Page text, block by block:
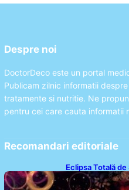
Despre noi
DoctorDeco este un portal
Publicam zilnic informatii
tratamente si nutritie. Ne
pentru cei care cauta informatii
Recomandari editoriale
Eclipsa Totală
Analiză a
18 Ani